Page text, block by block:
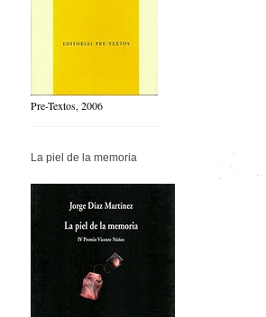
Pre-Textos, 2006
La piel de la memoria